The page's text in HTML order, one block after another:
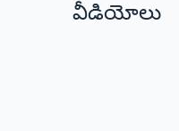
వీడియోలు